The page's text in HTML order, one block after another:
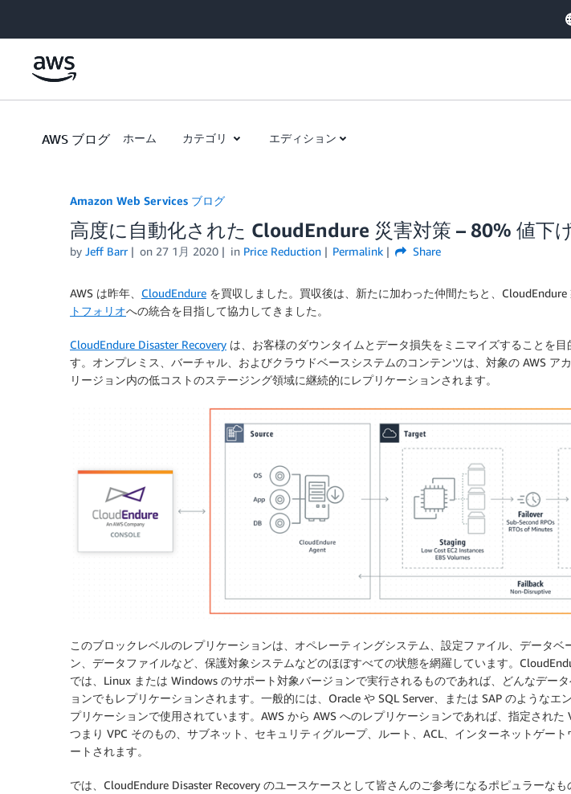
AWS ブログ ホーム カテゴリ エディション
Amazon Web Services ブログ
高度に自動化された CloudEndure 災害対策 – 80% 値下
by Jeff Barr on 27 1月 2020 in Price Reduction Permalink Share
AWS は昨年、 CloudEndure を買収しました。買収後は、新たに加わった仲間たちと、CloudEndure
トフォリオへの統合を目指して協力してきました。
CloudEndure Disaster Recovery は、お客様のダウンタイムとデータ損失をミニマイズすることを目
す。オンプレミス、バーチャル、およびクラウドベースシステムのコンテンツは、対象の AWS ア
リージョン内の低コストのステージング領域に継続的にレプリケーションされます。
このブロックレベルのレプリケーションは、オペレーティングシステム、設定ファイル、データベ
ン、データファイルなど、保護対象システムなどのほぼすべての状態を網羅しています。
では、Linux または Windows のサポート対象バージョンで実行されるものであれば、どんなデー
ョンでもレプリケーションされます。一般的には、Oracle や SQL Server、または SAP のようなエ
プリケーションで使用されています。AWS から AWS へのレプリケーションであれば、指定された
つまり VPC そのもの、サブネット、セキュリティグループ、ルート、ACL、インターネットゲー
ートされます。
では、CloudEndure Disaster Recovery のユースケースとして皆さんのご参考になるポピュラーなも